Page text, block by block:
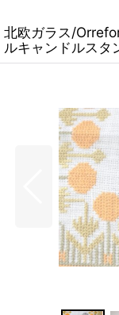
北欧ガラス/
ルキャンドルスタ